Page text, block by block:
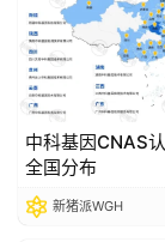
据
图
表
今
日
猪
中科基因CNAS
全国分布
新猪派WGH